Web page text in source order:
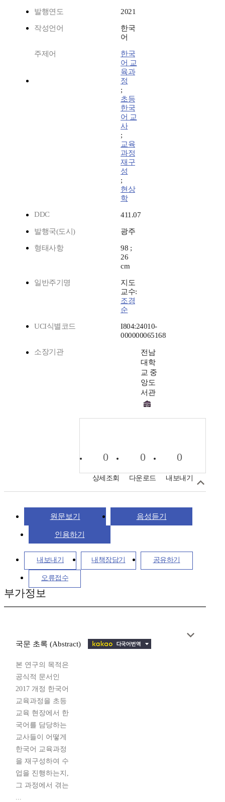
발행연도 2021
작성언어
한국
어
주제어
한국
어 교
육과
정
;
초등
한국
어 교
사
;
교육
과정
재구
성
;
현상
학
DDC
411.07
발행국(도시) 광주
형태사항
98 ;
26
cm
일반주기명
지도
교수:
조경
순
UCI식별코드
I804:24010-
000000065168
소장기관
전남
대학
교 중
앙도
서관
0
상세조회
0
다운로드
0
내보내기
원문보기 음성듣기
인용하기
내보내기 내책장담기 공유하기
오류접수
부가정보
국문 초록 (Abstract)
본 연구의 목적은
공식적 문서인
2017 개정 한국어
교육과정을 초등
교육 현장에서 한
국어를 담당하는
교사들이 어떻게
한국어 교육과정
을 재구성하여 수
업을 진행하는지,
그 과정에서 겪는
...